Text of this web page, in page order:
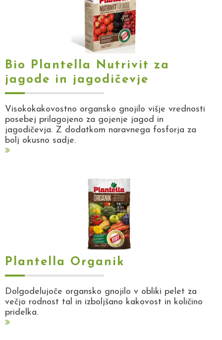
Bio Plantella Nutrivit za
jagode in jagodičevje
Visokokakovostno organsko gnojilo višje vrednosti
posebej prilagojeno za gojenje jagod in
jagodičevja. Z dodatkom naravnega fosforja za
bolj okusno sadje.
Plantella Organik
Dolgodelujoče organsko gnojilo v obliki pelet za
večjo rodnost tal in izboljšano kakovost in količino
pridelka.